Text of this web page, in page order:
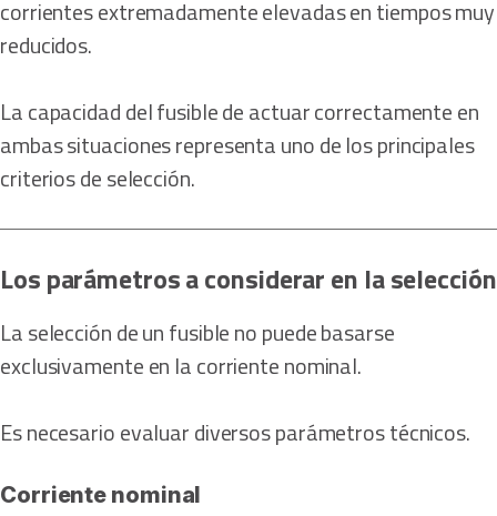
corrientes extremadamente elevadas en tiempos muy
reducidos.
La capacidad del fusible de actuar correctamente en
ambas situaciones representa uno de los principales
criterios de selección.
Los parámetros a considerar en la selección
La selección de un fusible no puede basarse
exclusivamente en la corriente nominal.
Es necesario evaluar diversos parámetros técnicos.
Corriente nominal